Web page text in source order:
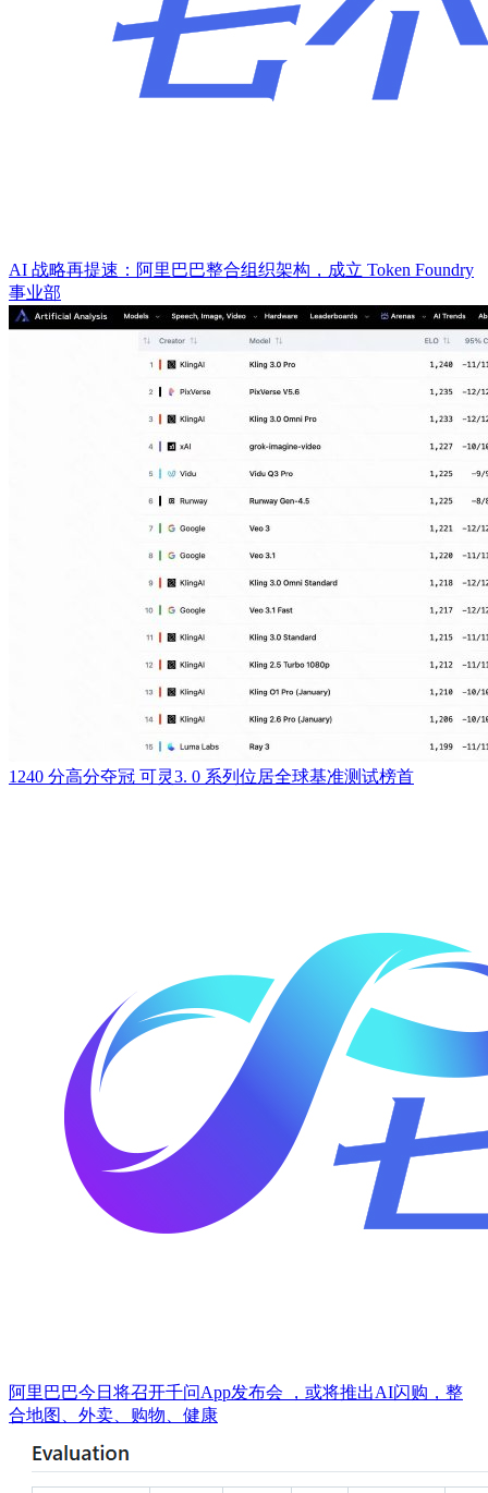
AI 战略再提速：阿里巴巴整合组织架构，成立 Token Foundry
事业部
1240 分高分夺冠 可灵3. 0 系列位居全球基准测试榜首
阿里巴巴今日将召开千问App发布会 ，或将推出AI闪购，整
合地图、外卖、购物、健康